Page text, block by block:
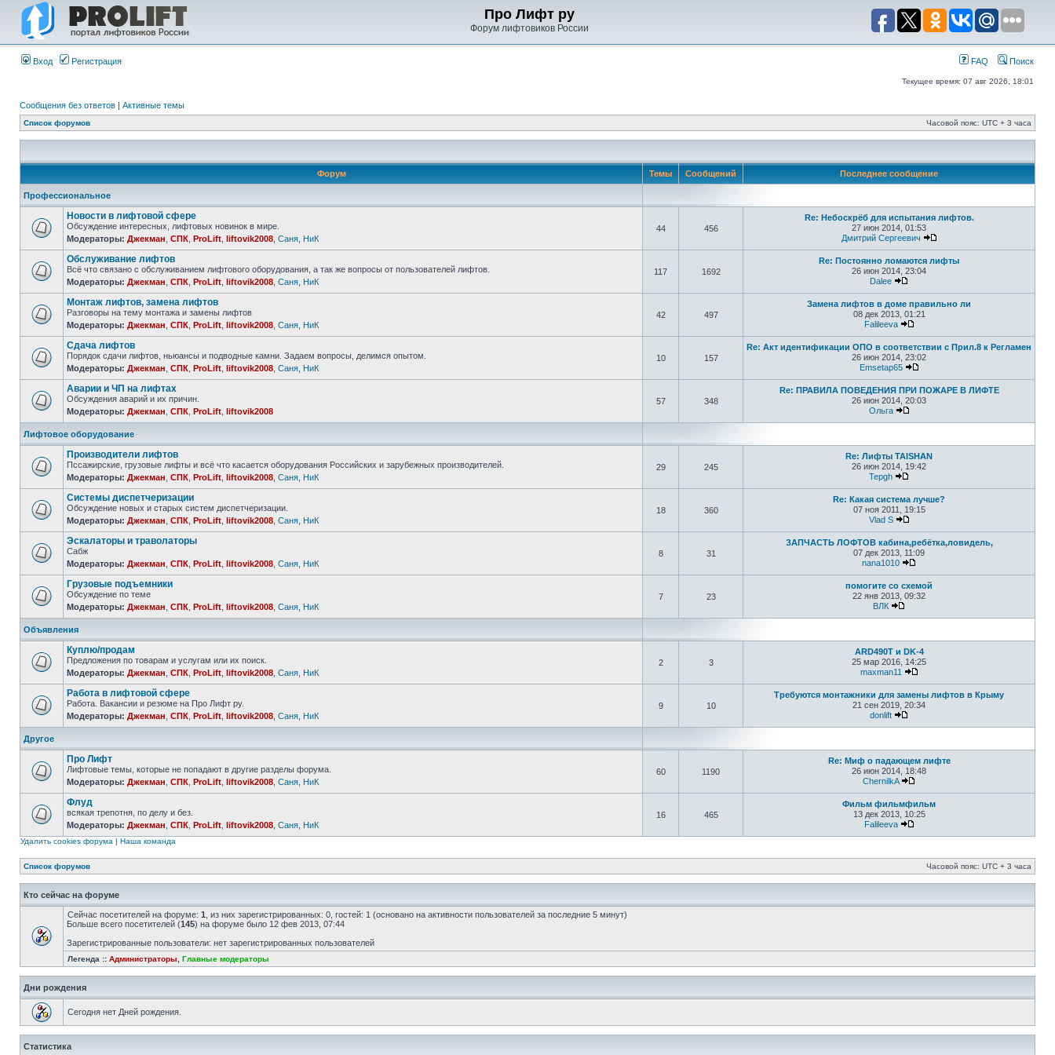
Про Лифт ру
Форум лифтовиков России
Вход Регистрация FAQ Поиск
Текущее время: 07 авг 2026, 18:01
Сообщения без ответов | Активные темы
Список форумов Часовой пояс: UTC + 3 часа
Форум Темы Сообщений Последнее сообщение
Профессиональное
Новости в лифтовой сфере
Обсуждение интересных, лифтовых новинок в мире.
Модераторы: Джекман СПК ProLift liftovik2008 Саня НиК
44 456
Re: Небоскрёб для испытания лифтов.
27 июн 2014, 01:53
Дмитрий Сергеевич
Обслуживание лифтов
Всё что связано с обслуживанием лифтового оборудования, а так же вопросы от пользователей лифтов.
Модераторы: Джекман СПК ProLift liftovik2008 Саня НиК
117 1692
Re: Постоянно ломаются лифты
26 июн 2014, 23:04
Dalee
Монтаж лифтов, замена лифтов
Разговоры на тему монтажа и замены лифтов
Модераторы: Джекман СПК ProLift liftovik2008 Саня НиК
42 497
Замена лифтов в доме правильно ли
08 дек 2013, 01:21
Falileeva
Сдача лифтов
Порядок сдачи лифтов, ньюансы и подводные камни. Задаем вопросы, делимся опытом.
Модераторы: Джекман СПК ProLift liftovik2008 Саня НиК
10 157
Re: Акт идентификации ОПО в соответствии с Прил.8 к Регламен
26 июн 2014, 23:02
Emsetap65
Аварии и ЧП на лифтах
Обсуждения аварий и их причин.
Модераторы: Джекман СПК ProLift liftovik2008
57 348
Re: ПРАВИЛА ПОВЕДЕНИЯ ПРИ ПОЖАРЕ В ЛИФТЕ
26 июн 2014, 20:03
Ольга
Лифтовое оборудование
Производители лифтов
Пссажирские, грузовые лифты и всё что касается оборудования Российских и зарубежных производителей.
Модераторы: Джекман СПК ProLift liftovik2008 Саня НиК
29 245
Re: Лифты TAISHAN
26 июн 2014, 19:42
Tepgh
Системы диспетчеризации
Обсуждение новых и старых систем диспетчеризации.
Модераторы: Джекман СПК ProLift liftovik2008 Саня НиК
18 360
Re: Какая система лучше?
07 ноя 2011, 19:15
Vlad S
Эскалаторы и траволаторы
Сабж
Модераторы: Джекман СПК ProLift liftovik2008 Саня НиК
8 31
ЗАПЧАСТЬ ЛОФТОВ кабина,ребётка,ловидель,
07 дек 2013, 11:09
nana1010
Грузовые подъемники
Обсуждение по теме
Модераторы: Джекман СПК ProLift liftovik2008 Саня НиК
7 23
помогите со схемой
22 янв 2013, 09:32
ВЛК
Объявления
Куплю/продам
Предложения по товарам и услугам или их поиск.
Модераторы: Джекман СПК ProLift liftovik2008 Саня НиК
2 3
ARD490T и DK-4
25 мар 2016, 14:25
maxman11
Работа в лифтовой сфере
Работа. Вакансии и резюме на Про Лифт ру.
Модераторы: Джекман СПК ProLift liftovik2008 Саня НиК
9 10
Требуются монтажники для замены лифтов в Крыму
21 сен 2019, 20:34
donlift
Другое
Про Лифт
Лифтовые темы, которые не попадают в другие разделы форума.
Модераторы: Джекман СПК ProLift liftovik2008 Саня НиК
60 1190
Re: Миф о падающем лифте
26 июн 2014, 18:48
ChernilkA
Флуд
всякая трепотня, по делу и без.
Модераторы: Джекман СПК ProLift liftovik2008 Саня НиК
16 465
Фильм фильмфильм
13 дек 2013, 10:25
Falileeva
Удалить cookies форума | Наша команда
Список форумов Часовой пояс: UTC + 3 часа
Кто сейчас на форуме
Сейчас посетителей на форуме: 1 , из них зарегистрированных: 0, гостей: 1 (основано на активности пользователей за последние 5 минут)
Больше всего посетителей (145) на форуме было 12 фев 2013, 07:44
Зарегистрированные пользователи: нет зарегистрированных пользователей
Легенда :: Администраторы Главные модераторы
Дни рождения
Сегодня нет Дней рождения.
Статистика